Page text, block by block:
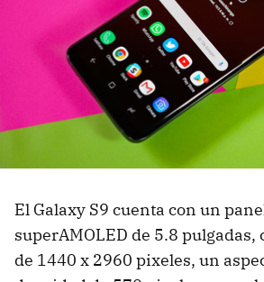
El Galaxy S9 cuenta con un
superAMOLED de 5.8 pulgadas,
de 1440 x 2960 pixeles, un